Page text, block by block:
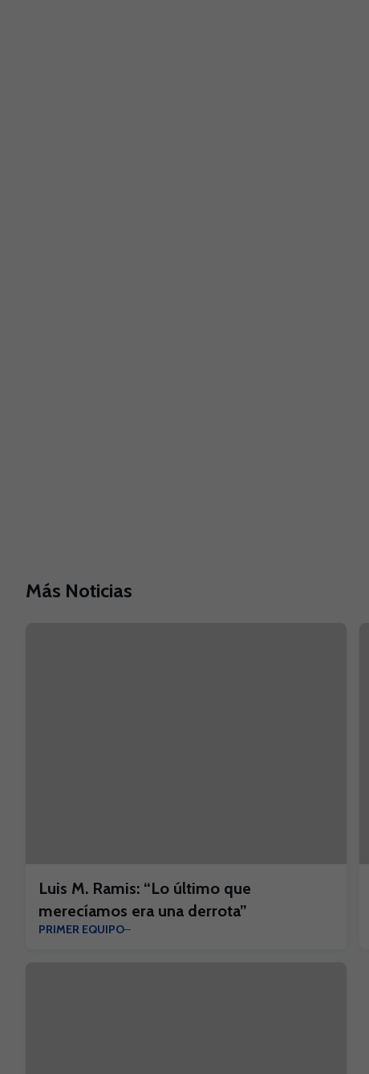
Más Noticias
Luis M. Ramis: “Lo último que
merecíamos era una derrota”
PRIMER EQUIPO